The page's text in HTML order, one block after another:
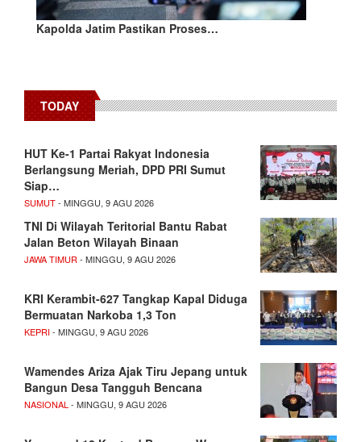
Kapolda Jatim Pastikan Proses…
TODAY
HUT Ke-1 Partai Rakyat Indonesia
Berlangsung Meriah, DPD PRI Sumut
Siap…
SUMUT- MINGGU, 9 AGU 2026
TNI Di Wilayah Teritorial Bantu Rabat
Jalan Beton Wilayah Binaan
JAWA TIMUR- MINGGU, 9 AGU 2026
KRI Kerambit-627 Tangkap Kapal Diduga
Bermuatan Narkoba 1,3 Ton
KEPRI- MINGGU, 9 AGU 2026
Wamendes Ariza Ajak Tiru Jepang untuk
Bangun Desa Tangguh Bencana
NASIONAL- MINGGU, 9 AGU 2026